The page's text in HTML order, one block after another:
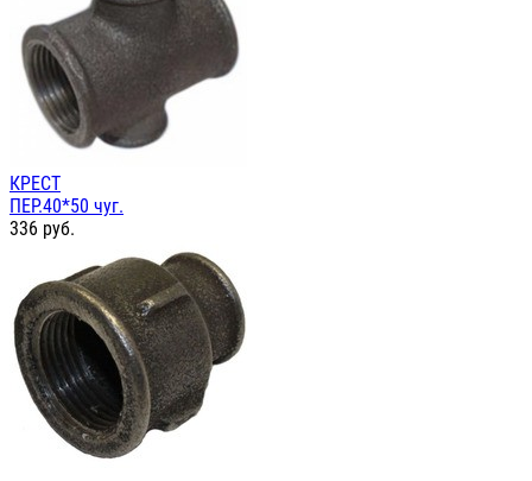
КРЕСТ
ПЕР.40*50 чуг.
336 руб.